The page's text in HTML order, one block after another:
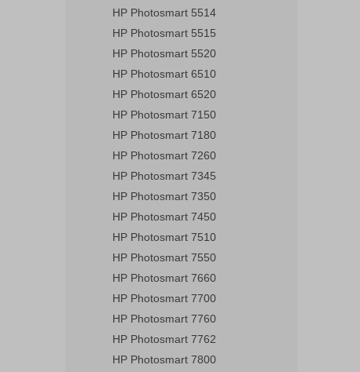
HP Photosmart 5514
HP Photosmart 5515
HP Photosmart 5520
HP Photosmart 6510
HP Photosmart 6520
HP Photosmart 7150
HP Photosmart 7180
HP Photosmart 7260
HP Photosmart 7345
HP Photosmart 7350
HP Photosmart 7450
HP Photosmart 7510
HP Photosmart 7550
HP Photosmart 7660
HP Photosmart 7700
HP Photosmart 7760
HP Photosmart 7762
HP Photosmart 7800